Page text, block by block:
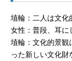
埴輪：二人は文化
女性：普段、耳に
埴輪：文化的景観
った新しい文化